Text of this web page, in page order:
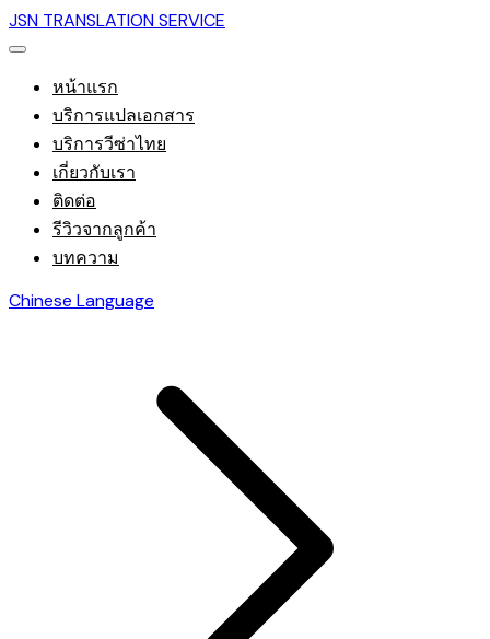
JSN TRANSLATION SERVICE
หน้าแรก
บริการแปลเอกสาร
บริการวีซ่าไทย
เกี่ยวกับเรา
ติดต่อ
รีวิวจากลูกค้า
บทความ
Chinese Language